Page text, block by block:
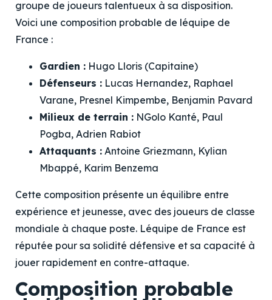
groupe de joueurs talentueux à sa disposition.
Voici une composition probable de léquipe de
France :
Gardien : Hugo Lloris (Capitaine)
Défenseurs : Lucas Hernandez, Raphael
Varane, Presnel Kimpembe, Benjamin Pavard
Milieux de terrain : NGolo Kanté, Paul
Pogba, Adrien Rabiot
Attaquants : Antoine Griezmann, Kylian
Mbappé, Karim Benzema
Cette composition présente un équilibre entre
expérience et jeunesse, avec des joueurs de classe
mondiale à chaque poste. Léquipe de France est
réputée pour sa solidité défensive et sa capacité à
jouer rapidement en contre-attaque.
Composition probable